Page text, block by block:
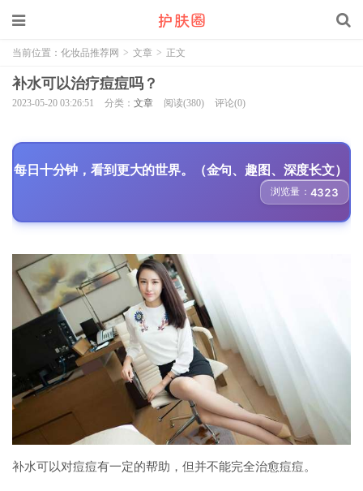
当前位置： 化妆品推荐网 > 文章 > 正文
补水可以治疗痘痘吗？
2023-05-20 03:26:51 分类： 文章 阅读(380) 评论(0)
每日十分钟，看到更大的世界。（金句、趣图、深度长文）
浏览量： 4323
补水可以对痘痘有一定的帮助，但并不能完全治愈痘痘。